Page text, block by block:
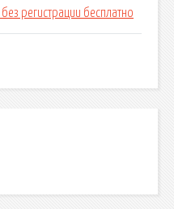
регистрации бесплатно